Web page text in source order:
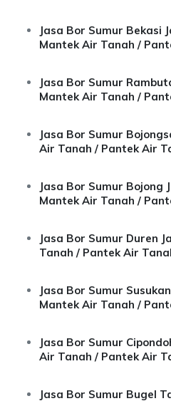
Jasa Bor Sumur Bekasi
Mantek Air Tanah /
Jasa Bor Sumur
Mantek Air Tanah /
Jasa Bor Sumur
Air Tanah / Pantek Air
Jasa Bor Sumur Bojong
Mantek Air Tanah /
Jasa Bor Sumur Duren
Tanah / Pantek Air
Jasa Bor Sumur
Mantek Air Tanah /
Jasa Bor Sumur
Air Tanah / Pantek Air
Jasa Bor Sumur Bugel